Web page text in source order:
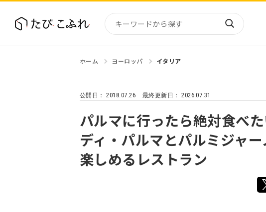
東北
関東
中部・北陸
近畿
四国
九州
沖縄
ホーム ヨーロッパ イタリア
公開日：2018.07.26 最終更新日：2026.07.31
パルマに行ったら絶対食べ
ディ・パルマとパルミジャ
楽しめるレストラン